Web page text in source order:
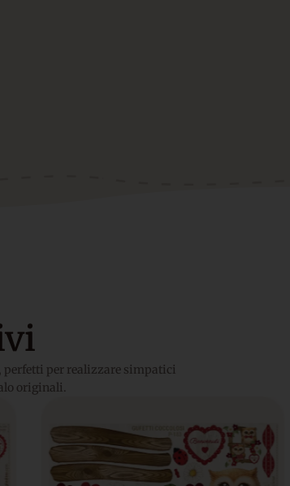
per realizzare simpatici
originali.